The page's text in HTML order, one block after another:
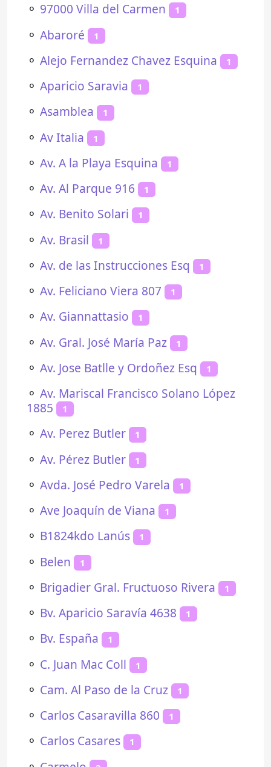
⚬ 97000 Villa del Carmen 1
⚬ Abaroré 1
⚬ Alejo Fernandez Chavez Esquina 1
⚬ Aparicio Saravia 1
⚬ Asamblea 1
⚬ Av Italia 1
⚬ Av. A la Playa Esquina 1
⚬ Av. Al Parque 916 1
⚬ Av. Benito Solari 1
⚬ Av. Brasil 1
⚬ Av. de las Instrucciones Esq 1
⚬ Av. Feliciano Viera 807 1
⚬ Av. Giannattasio 1
⚬ Av. Gral. José María Paz 1
⚬ Av. Jose Batlle y Ordoñez Esq 1
⚬ Av. Mariscal Francisco Solano López
1885
1
⚬ Av. Perez Butler 1
⚬ Av. Pérez Butler 1
⚬ Avda. José Pedro Varela 1
⚬ Ave Joaquín de Viana 1
⚬ B1824kdo Lanús 1
⚬ Belen 1
⚬ Brigadier Gral. Fructuoso Rivera 1
⚬ Bv. Aparicio Saravía 4638 1
⚬ Bv. España 1
⚬ C. Juan Mac Coll 1
⚬ Cam. Al Paso de la Cruz 1
⚬ Carlos Casaravilla 860 1
⚬ Carlos Casares 1